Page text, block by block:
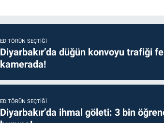
EDITÖRÜN SEÇTIĞI
Diyarbakır’da düğün konvoyu trafiği
kamerada!
EDITÖRÜN SEÇTIĞI
Diyarbakır’da ihmal göleti: 3 bin